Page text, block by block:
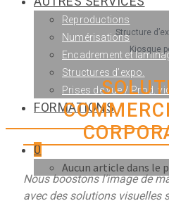
Reproductions
Numérisations
Encadrement et
Structures d’expo.
Prises de vue / Prod.
FORMATIONS
0
Aucun article dans le
Structure
Kiosque
Nous boostons l’image de
avec des solutions visuelles